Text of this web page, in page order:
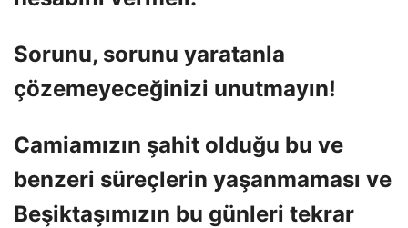
Sorunu, sorunu yaratanla
çözemeyeceğinizi unutmayın!
Camiamızın şahit olduğu bu ve
benzeri süreçlerin yaşanmaması ve
Beşiktaşımızın bu günleri tekrar